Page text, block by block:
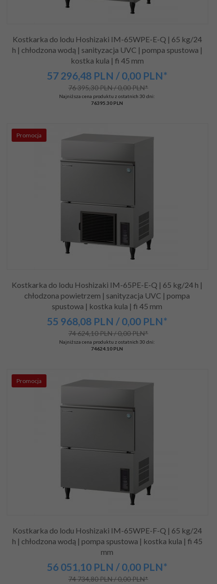
Kostkarka do lodu Hoshizaki IM-65WPE-E-Q | 65 kg/24
h | chłodzona wodą | sanityzacja UVC | pompa spustowa |
kostka kula | fi 45 mm
57 296,48PLN / 0,00 PLN*
76 395,30 PLN / 0,00 PLN*
Najniższa cena produktu z ostatnich 30 dni:
76395.30 PLN
Promocja
Kostkarka do lodu Hoshizaki IM-65PE-E-Q | 65 kg/24 h |
chłodzona powietrzem | sanityzacja UVC | pompa
spustowa | kostka kula | fi 45 mm
55 968,08PLN / 0,00 PLN*
74 624,10 PLN / 0,00 PLN*
Najniższa cena produktu z ostatnich 30 dni:
74624.10 PLN
Promocja
Kostkarka do lodu Hoshizaki IM-65WPE-F-Q | 65 kg/24
h | chłodzona wodą | pompa spustowa | kostka kula | fi 45
mm
56 051,10PLN / 0,00 PLN*
74 734,80 PLN / 0,00 PLN*